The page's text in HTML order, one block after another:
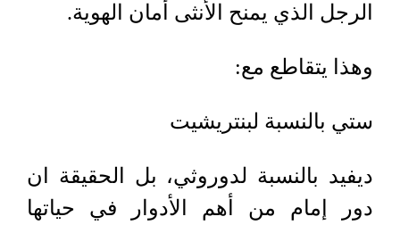
الرجل الذي يمنح الأنثى أمان الهوية.
وهذا يتقاطع مع:
ستي بالنسبة لبنتريشيت
ديفيد بالنسبة لدوروثي، بل الحقيقة ان
دور إمام من أهم الأدوار في حياتها